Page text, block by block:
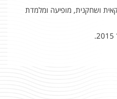
ושחקנית, מופיעה ומלמדת